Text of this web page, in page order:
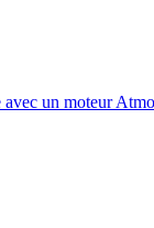
un moteur